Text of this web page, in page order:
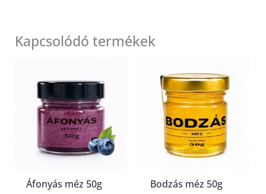
Kapcsolódó termékek
Áfonyás méz 50g Bodzás méz 50g